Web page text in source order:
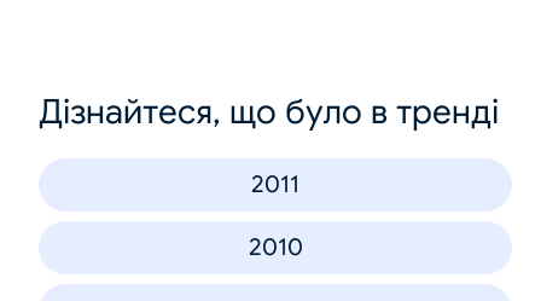
Дізнайтеся, що було в тренді
2011
2010